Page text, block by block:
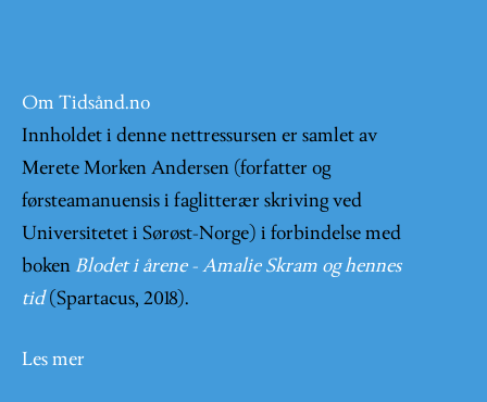
Om Tidsånd.no
Innholdet i denne nettressursen er samlet av
Merete Morken Andersen (forfatter og
førsteamanuensis i faglitterær skriving ved
Universitetet i Sørøst-Norge) i forbindelse med
boken Blodet i årene - Amalie Skram og hennes
tid (Spartacus, 2018).
Les mer